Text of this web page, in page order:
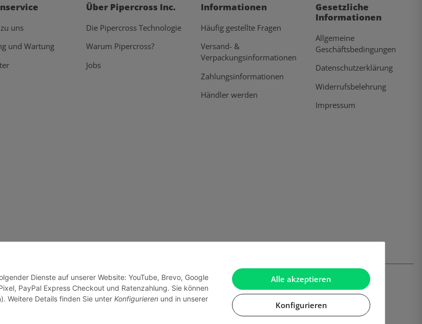
Alle akzeptieren
Konfigurieren
Dienste auf unserer Website: YouTube, Brevo, Google
PayPal Express Checkout und Ratenzahlung. Sie können
Weitere Details finden Sie unter Konfigurieren und in unserer
uns
und Wartung
Über Pipercross Inc.
Die Pipercross Technologie
Warum Pipercross?
Jobs
Informationen
Häufig gestellte Fragen
Versand- &
Verpackungsinformationen
Zahlungsinformationen
Händler werden
Gesetzliche
Informationen
Allgemeine
Geschäftsbedingungen
Datenschutzerklärung
Widerrufsbelehrung
Impressum